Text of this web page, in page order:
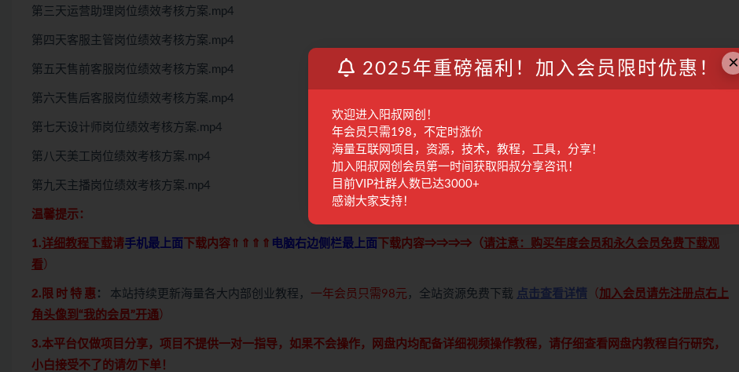
第三天运营助理岗位绩效考核方案.mp4
第四天客服主管岗位绩效考核方案.mp4
第五天售前客服岗位绩效考核方案.mp4
第六天售后客服岗位绩效考核方案.mp4
第七天设计师岗位绩效考核方案.mp4
第八天美工岗位绩效考核方案.mp4
第九天主播岗位绩效考核方案.mp4
温馨提示：
1.详细教程下载请手机最上面 下载内容⇑⇑⇑⇑ 电脑右边侧栏最上面 下载内容⇒⇒⇒⇒（请注意：购买年度会员和永久会员免费下载观
看）
2.限 时 特 惠 ： 本站持续更新海量各大内部创业教程， 一年会员只需98元 ，全站资源免费下载 点击查看详情 （ 加入会员请先注册点右上
角头像到“我的会员”开通）
3.本平台仅做项目分享，项目不提供一对一指导，如果不会操作，网盘内均配备详细视频操作教程，请仔细查看网盘内教程自行研究，
小白接受不了的请勿下单！
×
2025年重磅福利！加入会员限时优惠！
欢迎进入阳叔网创！
年会员只需198，不定时涨价
海量互联网项目，资源，技术，教程，工具，分享！
加入阳叔网创会员第一时间获取阳叔分享咨讯！
目前VIP社群人数已达3000+
感谢大家支持！